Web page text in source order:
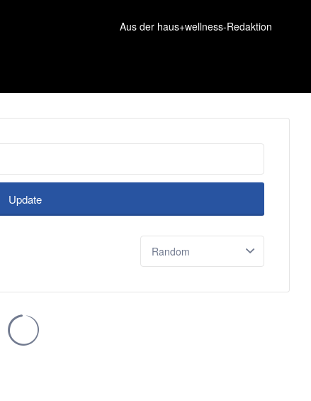
Aus der haus+wellness-Redaktion
Update